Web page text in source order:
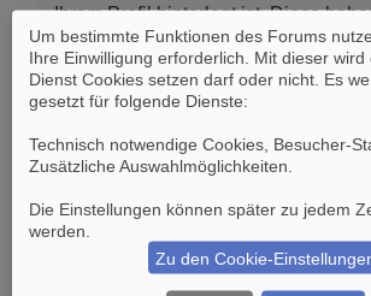
Ihrem Profil hinterlegt ist. Diese
Registrierung angegeben oder
Ihrem persönlichen Bereich
Um bestimmte Funktionen des Forums
Ihre Einwilligung erforderlich. Mit dieser
Dienst Cookies setzen darf oder nicht. Es
gesetzt für folgende Dienste:
Technisch notwendige Cookies, Besucher-
Zusätzliche Auswahlmöglichkeiten
Die Einstellungen können später zu jedem
werden.
Zu den Cookie-